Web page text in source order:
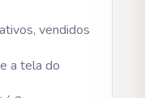
vendidos
a tela do